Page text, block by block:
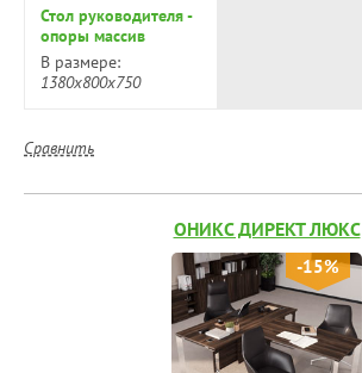
Стол руководителя -
опоры массив
дерева OW.SRR-3.8
В размере:
1380х800х750
Сравнить
ОНИКС ДИРЕКТ ЛЮКС
-15%